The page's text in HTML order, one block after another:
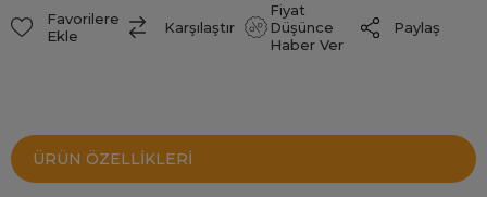
Favorilere
Ekle
Karşılaştır
Fiyat
Düşünce
Haber Ver
Paylaş
ÜRÜN ÖZELLIKLERI